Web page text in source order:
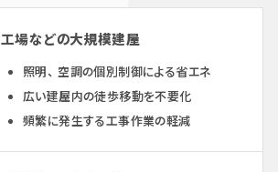
工場などの大規模建屋
照明、空調の個別制御による省エネ
広い建屋内の徒歩移動を不要化
頻繁に発生する工事作業の軽減